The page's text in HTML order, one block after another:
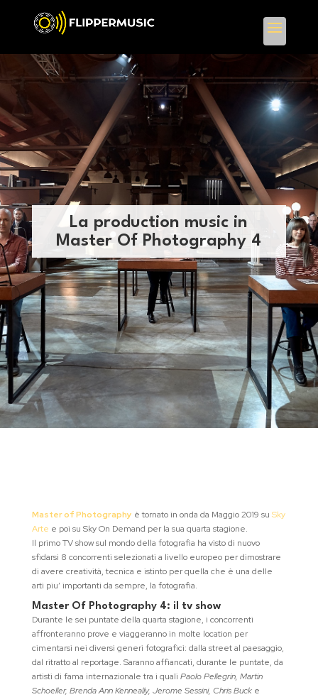
La production music in
Master Of Photography 4
Master of Photography è tornato in onda da Maggio 2019 su Sky
Arte e poi su Sky On Demand per la sua quarta stagione.
Il primo TV show sul mondo della fotografia ha visto di nuovo
sfidarsi 8 concorrenti selezionati a livello europeo per dimostrare
di avere creatività, tecnica e istinto per quella che è una delle
arti piu’ importanti da sempre, la fotografia.
Master Of Photography 4: il tv show
Durante le sei puntate della quarta stagione, i concorrenti
affronteranno prove e viaggeranno in molte location per
cimentarsi nei diversi generi fotografici: dalla street al paesaggio,
dal ritratto al reportage. Saranno affiancati, durante le puntate, da
artisti di fama internazionale tra i quali Paolo Pellegrin, Martin
Schoeller, Brenda Ann Kenneally, Jerome Sessini, Chris Bucke